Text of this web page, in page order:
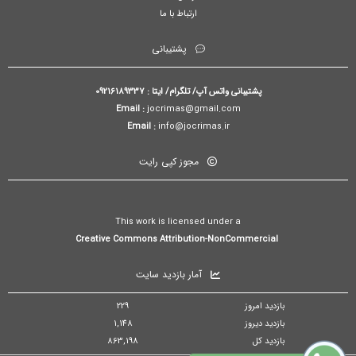
ارتباط با ما
پشتیبانی
پشتیبانی واتس آپ/ تلگرام/ ایتا : 09216189337
Email :jocrimas@gmail.com
Email :info@jocrimas.ir
مجوز کپی رایت
This work is licensed under a
آمار بازدید سایت
بازدید امروز
229
بازدید دیروز
1,148
بازدید کل
863,198